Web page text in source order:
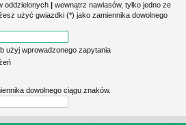
oddzielonych | wewnątrz nawiasów, tylko jedno ze
użyć gwiazdki (*) jako zamiennika dowolnego
użyj wprowadzonego zapytania
dowolnego ciągu znaków.